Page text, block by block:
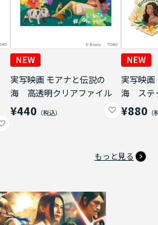
実写映画 モアナと伝説の
海 高透明クリアファイル
¥440
実写映画
海 ステ
¥880
もっと見る